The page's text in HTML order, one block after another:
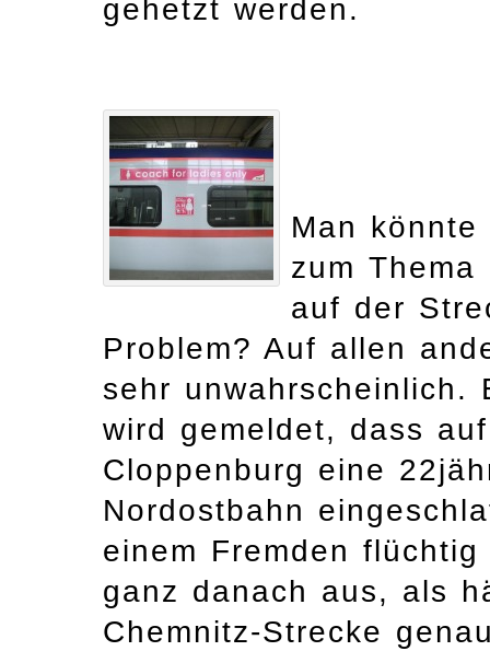
gehetzt werden.
Man
zum
auf der
Problem? Auf allen
sehr
wird gemeldet, dass
Cloppenburg eine
Nordostbahn
einem Fremden
ganz danach aus, als
Chemnitz-Strecke